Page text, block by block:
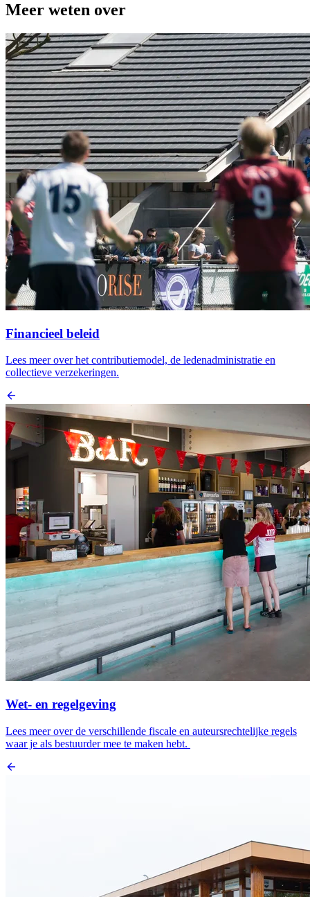
Meer weten over
Financieel beleid
Lees meer over het contributiemodel, de ledenadministratie en
collectieve verzekeringen.
Wet- en regelgeving
Lees meer over de verschillende fiscale en auteursrechtelijke regels
waar je als bestuurder mee te maken hebt.